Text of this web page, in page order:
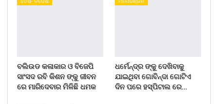
ଦେଶ- ବିଦେଶ
ବଲିଉଡ କଳାକାର ଓ ବିଜେପି
ସାଂସଦ ରବି କିଶନ ଙ୍କୁ ଜୀବନ
ରେ ମାରିଦେବାର ମିଳିଛି ଧମକ
ମନୋରଞ୍ଜନ
ଧର୍ମେନ୍ଦ୍ର ଙ୍କୁ ଦେଖିବାକୁ
ଯାଇଥିବା ଗୋବିନ୍ଦା ଗୋଟିଏ
ଦିନ ପରେ ହସ୍ପିଟାଲ ରେ…